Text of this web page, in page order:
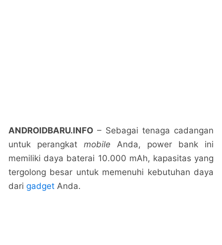
ANDROIDBARU.INFO– Sebagai tenaga cadangan
untuk perangkat mobile Anda, power bank ini
memiliki daya baterai 10.000 mAh, kapasitas yang
tergolong besar untuk memenuhi kebutuhan daya
dari gadgetAnda.